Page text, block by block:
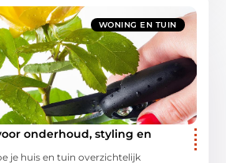
WONING EN TUIN
onderhoud, styling en
je huis en tuin overzichtelijk